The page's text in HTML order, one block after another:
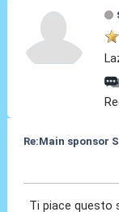
Re:Main sponsor
Ti piace questo